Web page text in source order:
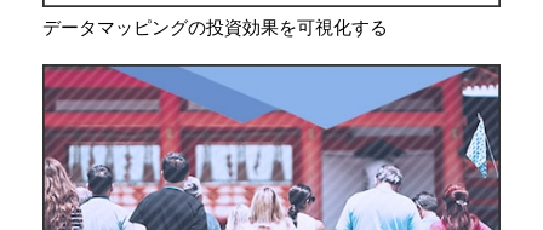
データマッピングの投資効果を可視化する